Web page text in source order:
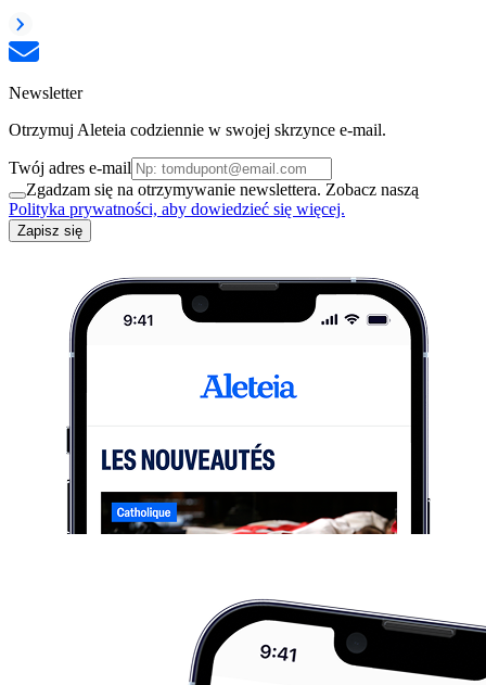
Newsletter
Otrzymuj Aleteia codziennie w swojej skrzynce e-mail.
Twój adres e-mail
Zgadzam się na otrzymywanie newslettera. Zobacz naszą
Polityka prywatności, aby dowiedzieć się więcej.
Zapisz się